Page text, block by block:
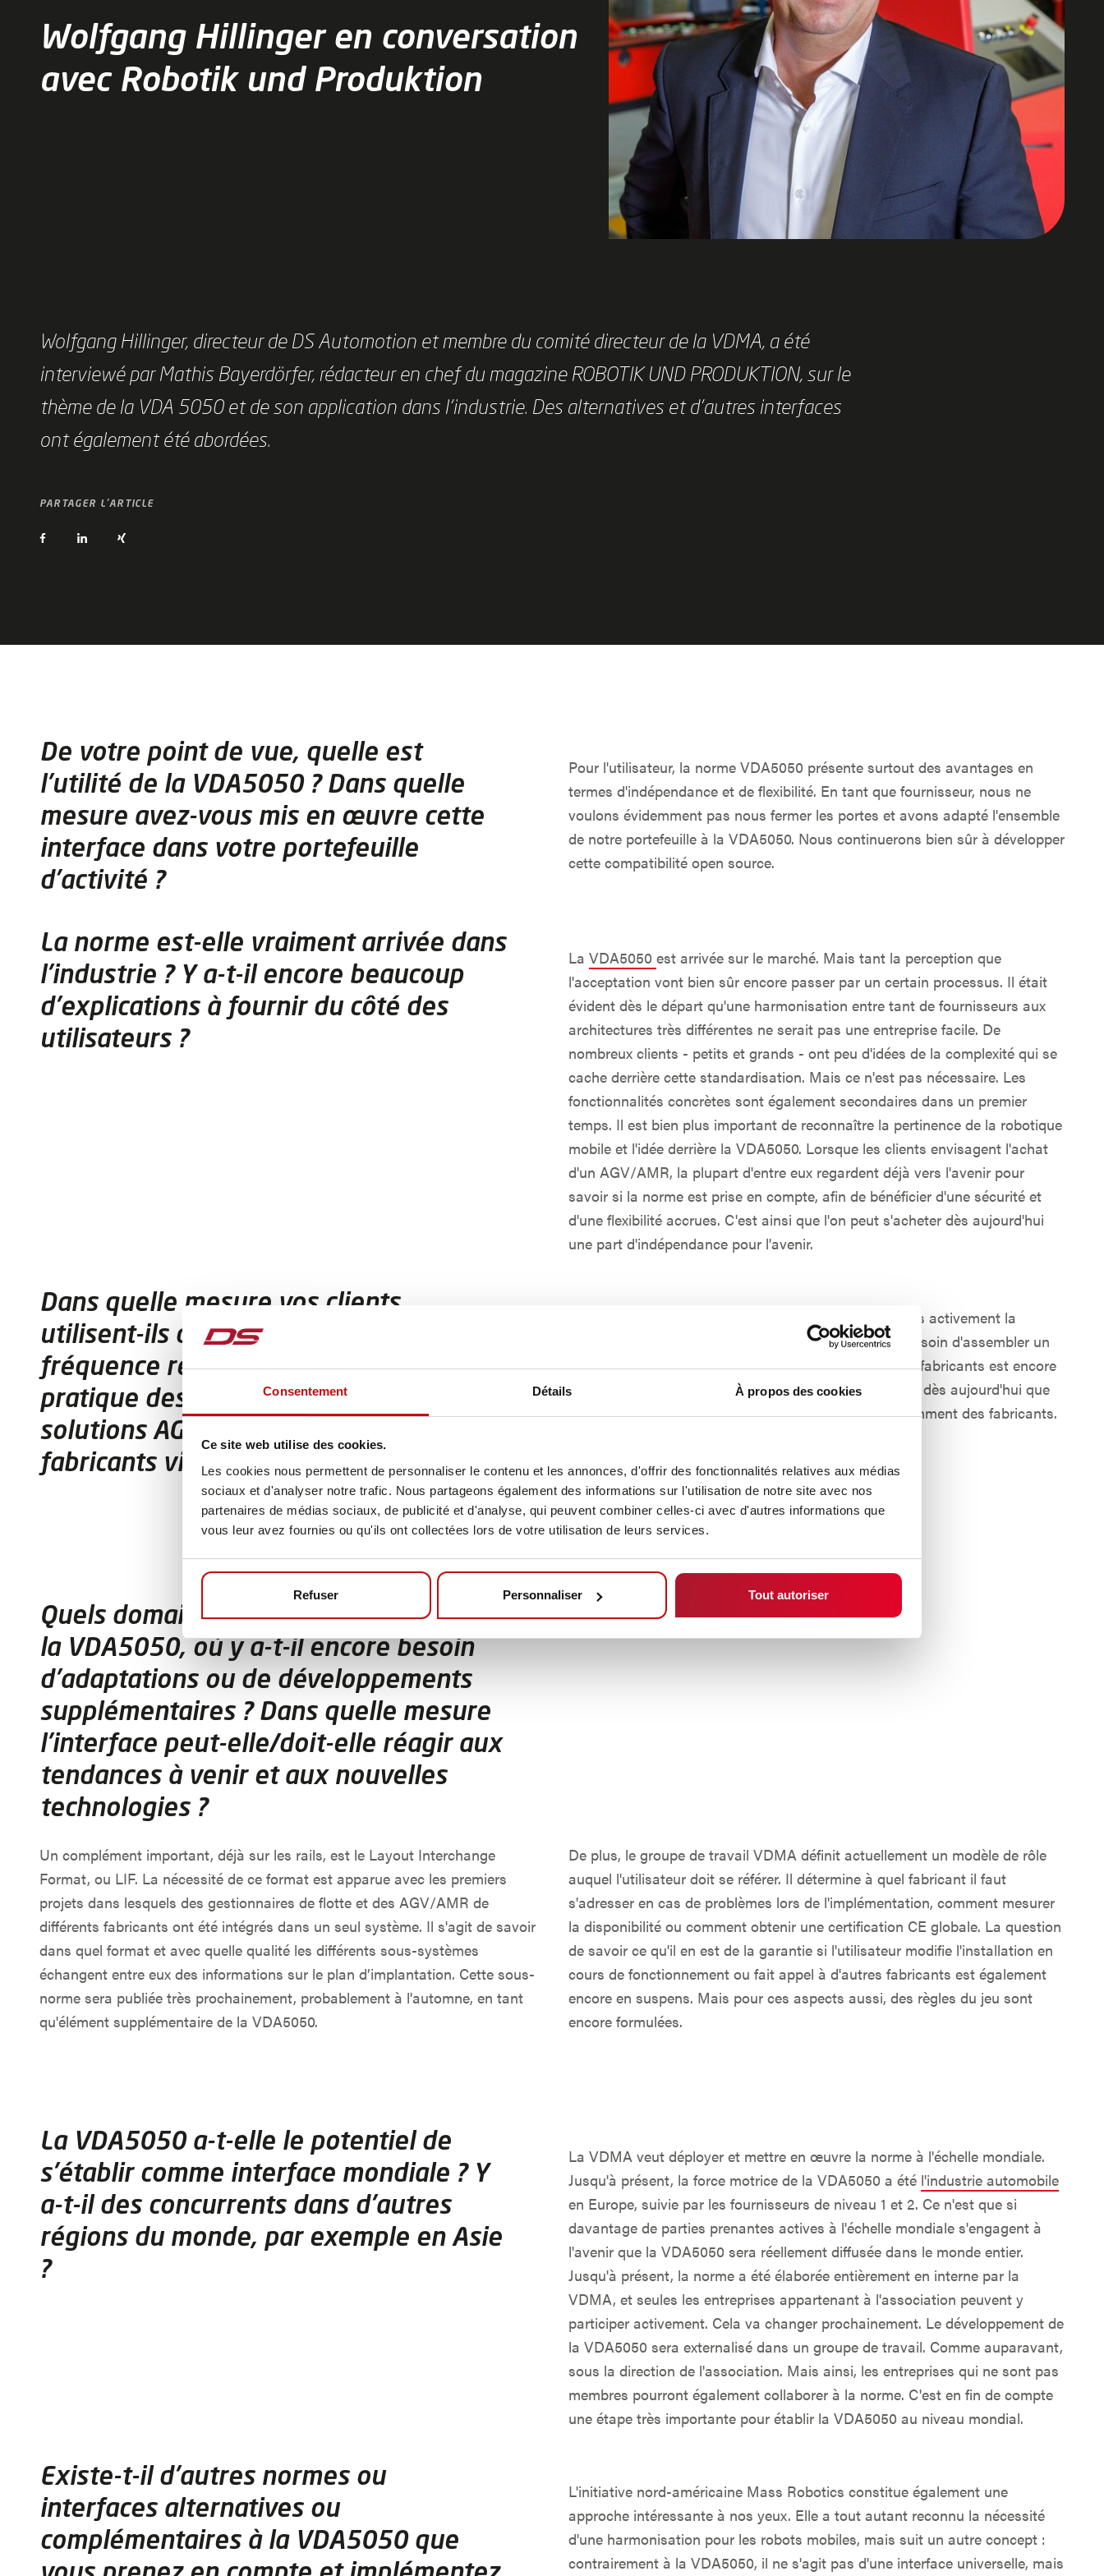
Consentement Détails À propos des cookies
Ce site web utilise des cookies.
Les cookies nous permettent de personnaliser le contenu et les annonces, d'offrir des fonctionnalités relatives aux médias
sociaux et d'analyser notre trafic. Nous partageons également des informations sur l'utilisation de notre site avec nos
partenaires de médias sociaux, de publicité et d'analyse, qui peuvent combiner celles-ci avec d'autres informations que
vous leur avez fournies ou qu'ils ont collectées lors de votre utilisation de leurs services.
Refuser Personnaliser Tout autoriser
Wolfgang Hillinger en conversation
avec Robotik und Produktion
Wolfgang Hillinger, directeur de DS Automotion et membre du comité directeur de la VDMA, a été
interviewé par Mathis Bayerdörfer, rédacteur en chef du magazine ROBOTIK UND PRODUKTION, sur le
thème de la VDA 5050 et de son application dans l'industrie. Des alternatives et d'autres interfaces
ont également été abordées.
PARTAGER L'ARTICLE
De votre point de vue, quelle est
l'utilité de la VDA5050 ? Dans quelle
mesure avez-vous mis en œuvre cette
interface dans votre portefeuille
d’activité ?
Pour l'utilisateur, la norme VDA5050 présente surtout des avantages en
termes d'indépendance et de flexibilité. En tant que fournisseur, nous ne
voulons évidemment pas nous fermer les portes et avons adapté l'ensemble
de notre portefeuille à la VDA5050. Nous continuerons bien sûr à développer
cette compatibilité open source.
La norme est-elle vraiment arrivée dans
l'industrie ? Y a-t-il encore beaucoup
d'explications à fournir du côté des
utilisateurs ?
La VDA5050 est arrivée sur le marché. Mais tant la perception que
l'acceptation vont bien sûr encore passer par un certain processus. Il était
évident dès le départ qu'une harmonisation entre tant de fournisseurs aux
architectures très différentes ne serait pas une entreprise facile. De
nombreux clients - petits et grands - ont peu d'idées de la complexité qui se
cache derrière cette standardisation. Mais ce n'est pas nécessaire. Les
fonctionnalités concrètes sont également secondaires dans un premier
temps. Il est bien plus important de reconnaître la pertinence de la robotique
mobile et l'idée derrière la VDA5050. Lorsque les clients envisagent l'achat
d'un AGV/AMR, la plupart d'entre eux regardent déjà vers l'avenir pour
savoir si la norme est prise en compte, afin de bénéficier d'une sécurité et
d'une flexibilité accrues. C'est ainsi que l'on peut s'acheter dès aujourd'hui
une part d'indépendance pour l'avenir.
Dans quelle mesure vos clients
utilisent-ils déjà la VDA5050 ? À quelle
fréquence rencontre-t-on déjà dans la
pratique des flottes "mixtes" ou des
solutions AGV qui intègrent différents
fabricants via cette interface ?
Les grands équipementiers européens exigent déjà très activement la
VDA5050. En dehors de quelques projets phares, le besoin d'assembler un
système complet à partir de composants de plusieurs fabricants est encore
limité. Au lieu de cela, les utilisateurs veulent s'assurer dès aujourd'hui que
les extensions ultérieures seront possibles indépendamment des fabricants.
Quels domaines sont bien couverts par
la VDA5050, où y a-t-il encore besoin
d'adaptations ou de développements
supplémentaires ? Dans quelle mesure
l'interface peut-elle/doit-elle réagir aux
tendances à venir et aux nouvelles
technologies ?
Un complément important, déjà sur les rails, est le Layout Interchange
Format, ou LIF. La nécessité de ce format est apparue avec les premiers
projets dans lesquels des gestionnaires de flotte et des AGV/AMR de
différents fabricants ont été intégrés dans un seul système. Il s'agit de savoir
dans quel format et avec quelle qualité les différents sous-systèmes
échangent entre eux des informations sur le plan d’implantation. Cette sous-
norme sera publiée très prochainement, probablement à l'automne, en tant
qu'élément supplémentaire de la VDA5050.
De plus, le groupe de travail VDMA définit actuellement un modèle de rôle
auquel l'utilisateur doit se référer. Il détermine à quel fabricant il faut
s'adresser en cas de problèmes lors de l'implémentation, comment mesurer
la disponibilité ou comment obtenir une certification CE globale. La question
de savoir ce qu'il en est de la garantie si l'utilisateur modifie l'installation en
cours de fonctionnement ou fait appel à d'autres fabricants est également
encore en suspens. Mais pour ces aspects aussi, des règles du jeu sont
encore formulées.
La VDA5050 a-t-elle le potentiel de
s'établir comme interface mondiale ? Y
a-t-il des concurrents dans d'autres
régions du monde, par exemple en Asie
?
La VDMA veut déployer et mettre en œuvre la norme à l'échelle mondiale.
Jusqu'à présent, la force motrice de la VDA5050 a été l'industrie automobile
en Europe, suivie par les fournisseurs de niveau 1 et 2. Ce n'est que si
davantage de parties prenantes actives à l'échelle mondiale s'engagent à
l'avenir que la VDA5050 sera réellement diffusée dans le monde entier.
Jusqu'à présent, la norme a été élaborée entièrement en interne par la
VDMA, et seules les entreprises appartenant à l'association peuvent y
participer activement. Cela va changer prochainement. Le développement de
la VDA5050 sera externalisé dans un groupe de travail. Comme auparavant,
sous la direction de l'association. Mais ainsi, les entreprises qui ne sont pas
membres pourront également collaborer à la norme. C'est en fin de compte
une étape très importante pour établir la VDA5050 au niveau mondial.
Existe-t-il d'autres normes ou
interfaces alternatives ou
complémentaires à la VDA5050 que
L'initiative nord-américaine Mass Robotics constitue également une
approche intéressante à nos yeux. Elle a tout autant reconnu la nécessité
d'une harmonisation pour les robots mobiles, mais suit un autre concept :
contrairement à la VDA5050, il ne s'agit pas d'une interface universelle, mais